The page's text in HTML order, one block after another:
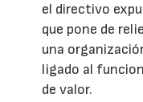
el directivo
que pone de
una
ligado al
de valor.